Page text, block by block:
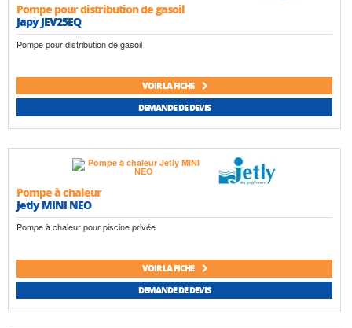
Pompe pour distribution de gasoil
Japy JEV25EQ
Pompe pour distribution de gasoil
VOIR LA FICHE
DEMANDE DE DEVIS
Pompe à chaleur
Jetly MINI NEO
Pompe à chaleur pour piscine privée
VOIR LA FICHE
DEMANDE DE DEVIS